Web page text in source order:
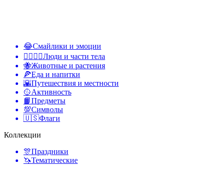
😂Смайлики и эмоции
👩‍❤️‍💋‍👨Люди и части тела
🐝Животные и растения
🍕Еда и напитки
🌇Путешествия и местности
🥎Активность
📙Предметы
💯Символы
🇺🇸Флаги
Коллекции
🎊Праздники
🦄Тематические